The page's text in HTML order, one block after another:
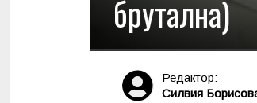
брутална)
Редактор:
Силвия